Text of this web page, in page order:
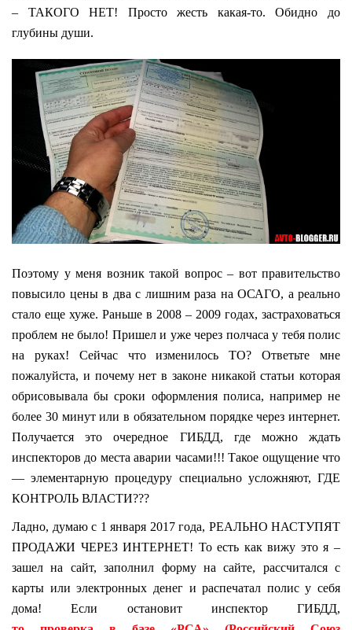
– ТАКОГО НЕТ! Просто жесть какая-то. Обидно до
глубины души.
Поэтому у меня возник такой вопрос – вот правительство
повысило цены в два с лишним раза на ОСАГО, а реально
стало еще хуже. Раньше в 2008 – 2009 годах, застраховаться
проблем не было! Пришел и уже через полчаса у тебя полис
на руках! Сейчас что изменилось ТО? Ответьте мне
пожалуйста, и почему нет в законе никакой статьи которая
обрисовывала бы сроки оформления полиса, например не
более 30 минут или в обязательном порядке через интернет.
Получается это очередное ГИБДД, где можно ждать
инспекторов до места аварии часами!!! Такое ощущение что
— элементарную процедуру специально усложняют, ГДЕ
КОНТРОЛЬ ВЛАСТИ???
Ладно, думаю с 1 января 2017 года, РЕАЛЬНО НАСТУПЯТ
ПРОДАЖИ ЧЕРЕЗ ИНТЕРНЕТ! То есть как вижу это я –
зашел на сайт, заполнил форму на сайте, рассчитался с
карты или электронных денег и распечатал полис у себя
дома! Если остановит инспектор ГИБДД,